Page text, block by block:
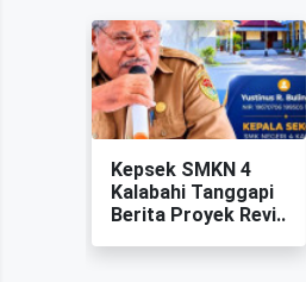
Kepsek SMKN 4
Kalabahi Tanggapi
Berita Proyek Revi..